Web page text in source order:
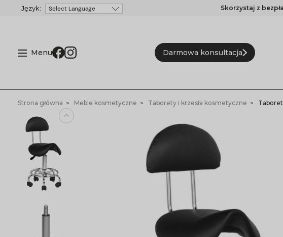
Skorzystaj z
Menu Darmowa konsultacja
Strona główna Meble kosmetyczne Taborety i krzesła kosmetyczne